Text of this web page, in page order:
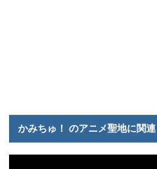
かみちゅ！ のアニメ聖地に関